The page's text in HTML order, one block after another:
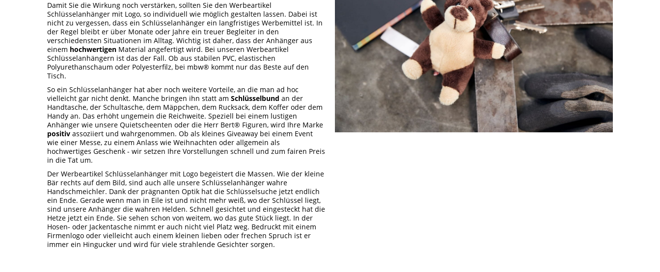
Damit Sie die Wirkung noch verstärken, sollten Sie den Werbeartikel
Schlüsselanhänger mit Logo, so individuell wie möglich gestalten lassen. Dabei ist
nicht zu vergessen, dass ein Schlüsselanhänger ein langfristiges Werbemittel ist. In
der Regel bleibt er über Monate oder Jahre ein treuer Begleiter in den
verschiedensten Situationen im Alltag. Wichtig ist daher, dass der Anhänger aus
einem hochwertigenMaterial angefertigt wird. Bei unseren Werbeartikel
Schlüsselanhängern ist das der Fall. Ob aus stabilen PVC, elastischen
Polyurethanschaum oder Polyesterfilz, bei mbw® kommt nur das Beste auf den
Tisch.
So ein Schlüsselanhänger hat aber noch weitere Vorteile, an die man ad hoc
vielleicht gar nicht denkt. Manche bringen ihn statt am Schlüsselbund an der
Handtasche, der Schultasche, dem Mäppchen, dem Rucksack, dem Koffer oder dem
Handy an. Das erhöht ungemein die Reichweite. Speziell bei einem lustigen
Anhänger wie unsere Quietscheenten oder die Herr Bert® Figuren, wird Ihre Marke
positivassoziiert und wahrgenommen. Ob als kleines Giveaway bei einem Event
wie einer Messe, zu einem Anlass wie Weihnachten oder allgemein als
hochwertiges Geschenk - wir setzen Ihre Vorstellungen schnell und zum fairen Preis
in die Tat um.
Der Werbeartikel Schlüsselanhänger mit Logo begeistert die Massen. Wie der kleine
Bär rechts auf dem Bild, sind auch alle unsere Schlüsselanhänger wahre
Handschmeichler. Dank der prägnanten Optik hat die Schlüsselsuche jetzt endlich
ein Ende. Gerade wenn man in Eile ist und nicht mehr weiß, wo der Schlüssel liegt,
sind unsere Anhänger die wahren Helden. Schnell gesichtet und eingesteckt hat die
Hetze jetzt ein Ende. Sie sehen schon von weitem, wo das gute Stück liegt. In der
Hosen- oder Jackentasche nimmt er auch nicht viel Platz weg. Bedruckt mit einem
Firmenlogo oder vielleicht auch einem kleinen lieben oder frechen Spruch ist er
immer ein Hingucker und wird für viele strahlende Gesichter sorgen.